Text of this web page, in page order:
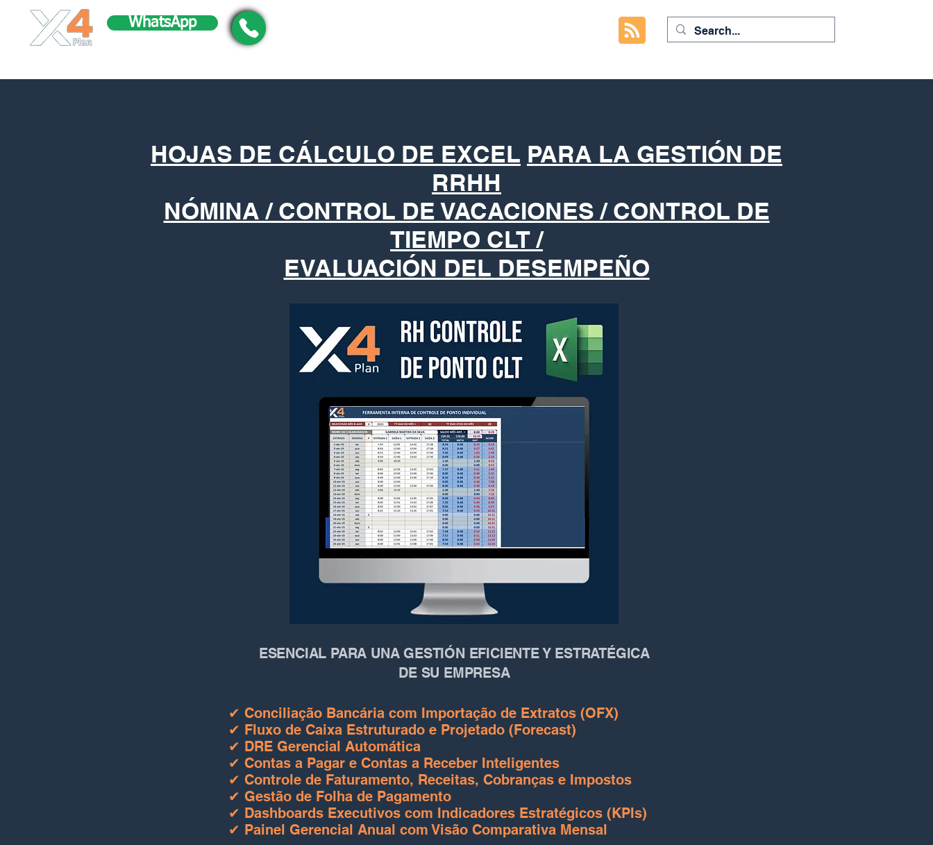
WhatsApp
HOJAS DE CÁLCULO DE EXCEL PARA LA GESTIÓN DE
RRHH
NÓMINA / CONTROL DE VACACIONES / CONTROL DE
TIEMPO CLT /
EVALUACIÓN DEL DESEMPEÑO
ESENCIAL PARA UNA GESTIÓN EFICIENTE Y ESTRATÉGICA
DE SU EMPRESA
✔ Conciliação Bancária com Importação de Extratos (OFX)
✔ Fluxo de Caixa Estruturado e Projetado (Forecast)
✔ DRE Gerencial Automática
✔ Contas a Pagar e Contas a Receber Inteligentes
✔ Controle de Faturamento, Receitas, Cobranças e Impostos
✔ Gestão de Folha de Pagamento
✔ Dashboards Executivos com Indicadores Estratégicos (KPIs)
✔ Painel Gerencial Anual com Visão Comparativa Mensal